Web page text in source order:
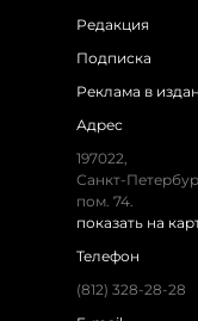
Редакция
Подписка
Реклама в
Адрес
197022,
Санкт-
пом. 74.
показать на
Телефон
(812) 328-28-28